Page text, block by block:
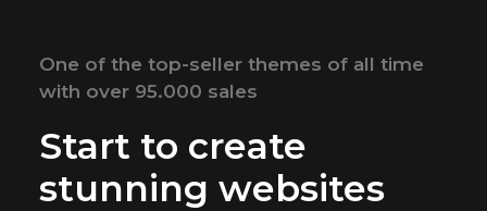
One of the top-seller themes of all time
with over 95.000 sales
Start to create
stunning websites